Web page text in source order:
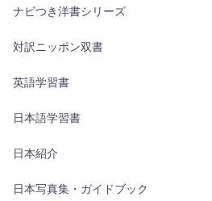
ナビつき洋書シリーズ
対訳ニッポン双書
英語学習書
日本語学習書
日本紹介
日本写真集・ガイドブック